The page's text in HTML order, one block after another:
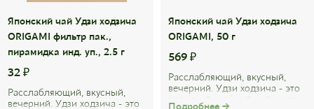
Японский чай Удзи ходзича
ORIGAMI фильтр пак.,
пирамидка инд. уп., 2.5 г
32 ₽
Расслабляющий, вкусный,
вечерний. Удзи ходзича - это
Японский чай Удзи ходзича
ORIGAMI, 50 г
569 ₽
Расслабляющий, вкусный,
вечерний. Удзи ходзича - это
японский зелёный чай, листья
Подробнее →